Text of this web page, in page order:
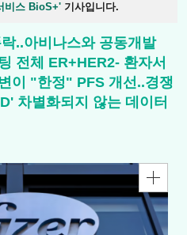
비스 BioS+' 기사입니다.
..아비나스와 공동개발
전체 ER+HER2- 환자서
이 "한정" PFS 개선..경쟁
차별화되지 않는 데이터